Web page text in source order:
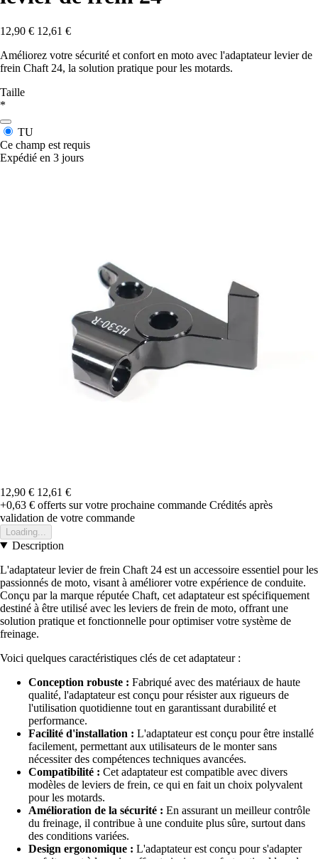
12,90 € 12,61 €
Améliorez votre sécurité et confort en moto avec l'adaptateur levier de
frein Chaft 24, la solution pratique pour les motards.
Taille
*
TU
Ce champ est requis
Expédié en 3 jours
12,90 € 12,61 €
+0,63 € offerts sur votre prochaine commande Crédités après
validation de votre commande
Loading...
Description
L'adaptateur levier de frein Chaft 24 est un accessoire essentiel pour les
passionnés de moto, visant à améliorer votre expérience de conduite.
Conçu par la marque réputée Chaft, cet adaptateur est spécifiquement
destiné à être utilisé avec les leviers de frein de moto, offrant une
solution pratique et fonctionnelle pour optimiser votre système de
freinage.
Voici quelques caractéristiques clés de cet adaptateur :
Conception robuste : Fabriqué avec des matériaux de haute
qualité, l'adaptateur est conçu pour résister aux rigueurs de
l'utilisation quotidienne tout en garantissant durabilité et
performance.
Facilité d'installation : L'adaptateur est conçu pour être installé
facilement, permettant aux utilisateurs de le monter sans
nécessiter des compétences techniques avancées.
Compatibilité : Cet adaptateur est compatible avec divers
modèles de leviers de frein, ce qui en fait un choix polyvalent
pour les motards.
Amélioration de la sécurité : En assurant un meilleur contrôle
du freinage, il contribue à une conduite plus sûre, surtout dans
des conditions variées.
Design ergonomique : L'adaptateur est conçu pour s'adapter